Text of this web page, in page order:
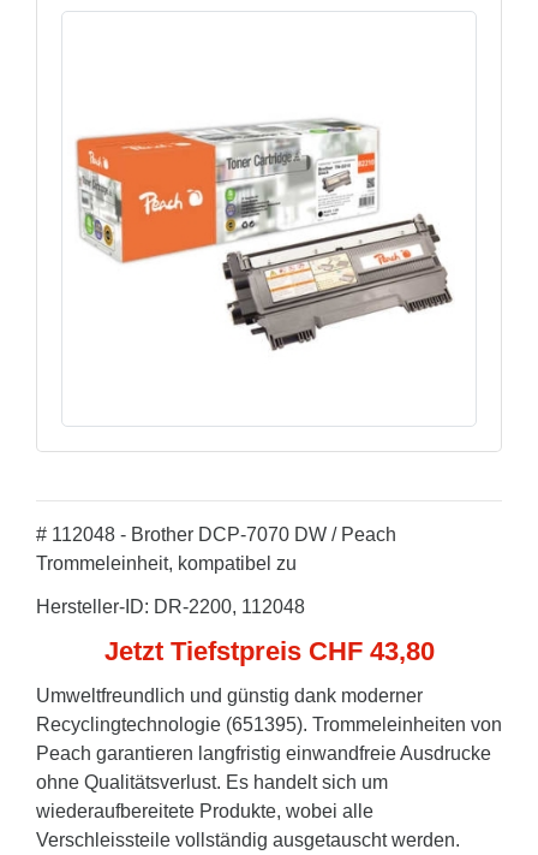
# 112048 - Brother DCP-7070 DW / Peach
Trommeleinheit, kompatibel zu
Hersteller-ID: DR-2200, 112048
Jetzt Tiefstpreis CHF 43,80
Umweltfreundlich und günstig dank moderner
Recyclingtechnologie (651395). Trommeleinheiten von
Peach garantieren langfristig einwandfreie Ausdrucke
ohne Qualitätsverlust. Es handelt sich um
wiederaufbereitete Produkte, wobei alle
Verschleissteile vollständig ausgetauscht werden.